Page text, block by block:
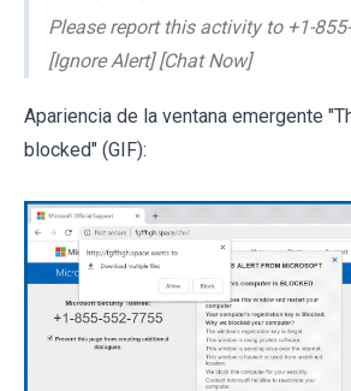
Please report this activity to +1-
[Ignore Alert] [Chat Now]
Apariencia de la ventana emergente
blocked" (GIF):